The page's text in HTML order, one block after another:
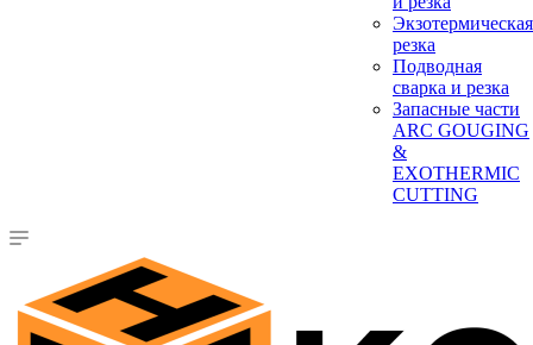
Экзотермическая
резка
Подводная
сварка и резка
Запасные части
ARC GOUGING
&
EXOTHERMIC
CUTTING